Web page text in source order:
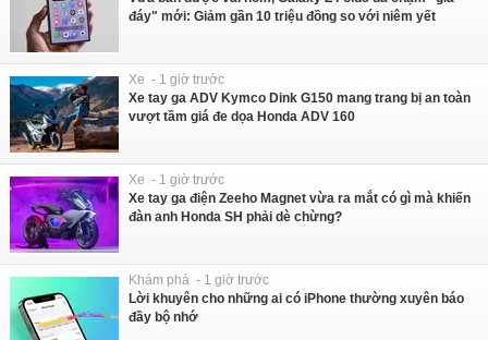
đáy" mới: Giảm gần 10 triệu đồng so với niêm yết
Xe - 1 giờ trước
Xe tay ga ADV Kymco Dink G150 mang trang bị an toàn
vượt tầm giá đe dọa Honda ADV 160
Xe - 1 giờ trước
Xe tay ga điện Zeeho Magnet vừa ra mắt có gì mà khiến
đàn anh Honda SH phải dè chừng?
Khám phá - 1 giờ trước
Lời khuyên cho những ai có iPhone thường xuyên báo
đầy bộ nhớ